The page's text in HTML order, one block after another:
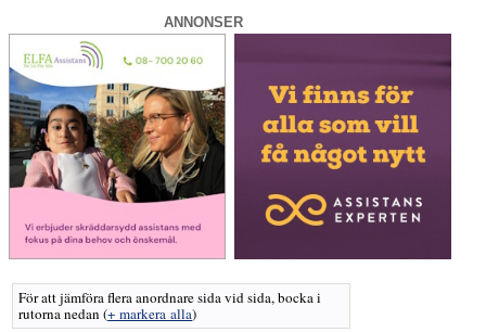
ANNONSER
För att jämföra flera anordnare sida vid sida, bocka i
rutorna nedan(+ markera alla)